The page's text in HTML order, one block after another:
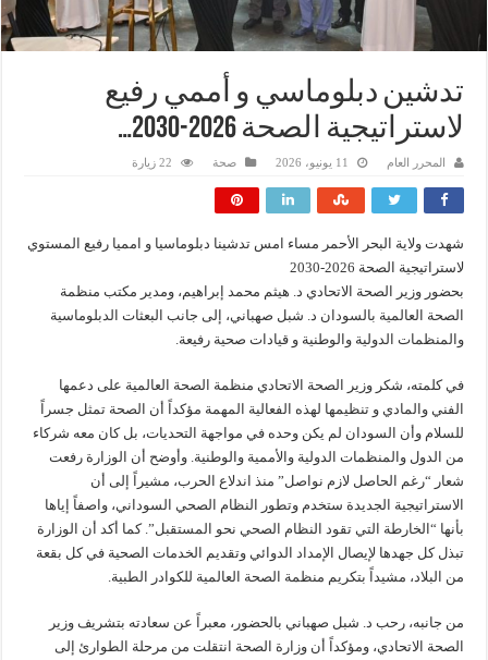
تدشين دبلوماسي و أممي رفيع
لاستراتيجية الصحة 2026-2030…
المحرر العام 11 يونيو، 2026 صحة 22 زيارة
شهدت ولاية البحر الأحمر مساء امس تدشينا دبلوماسيا و امميا رفيع المستوي
لاستراتيجية الصحة 2026-2030
بحضور وزير الصحة الاتحادي د. هيثم محمد إبراهيم، ومدير مكتب منظمة
الصحة العالمية بالسودان د. شبل صهباني، إلى جانب البعثات الدبلوماسية
والمنظمات الدولية والوطنية و قيادات صحية رفيعة.
في كلمته، شكر وزير الصحة الاتحادي منظمة الصحة العالمية على دعمها
الفني والمادي و تنظيمها لهذه الفعالية المهمة مؤكداً أن الصحة تمثل جسراً
للسلام وأن السودان لم يكن وحده في مواجهة التحديات، بل كان معه شركاء
من الدول والمنظمات الدولية والأممية والوطنية. وأوضح أن الوزارة رفعت
شعار “رغم الحاصل لازم نواصل” منذ اندلاع الحرب، مشيراً إلى أن
الاستراتيجية الجديدة ستخدم وتطور النظام الصحي السوداني، واصفاً إياها
بأنها “الخارطة التي تقود النظام الصحي نحو المستقبل”. كما أكد أن الوزارة
تبذل كل جهدها لإيصال الإمداد الدوائي وتقديم الخدمات الصحية في كل بقعة
من البلاد، مشيداً بتكريم منظمة الصحة العالمية للكوادر الطبية.
من جانبه، رحب د. شبل صهباني بالحضور، معبراً عن سعادته بتشريف وزير
الصحة الاتحادي، ومؤكداً أن وزارة الصحة انتقلت من مرحلة الطوارئ إلى